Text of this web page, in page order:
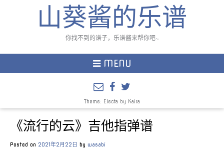
山葵酱的乐谱
你找不到的谱子，乐谱酱来帮你吧~
MENU
Theme: Electa by Kaira
《流行的云》吉他指弹谱
Posted on 2021年2月22日 by wasabi